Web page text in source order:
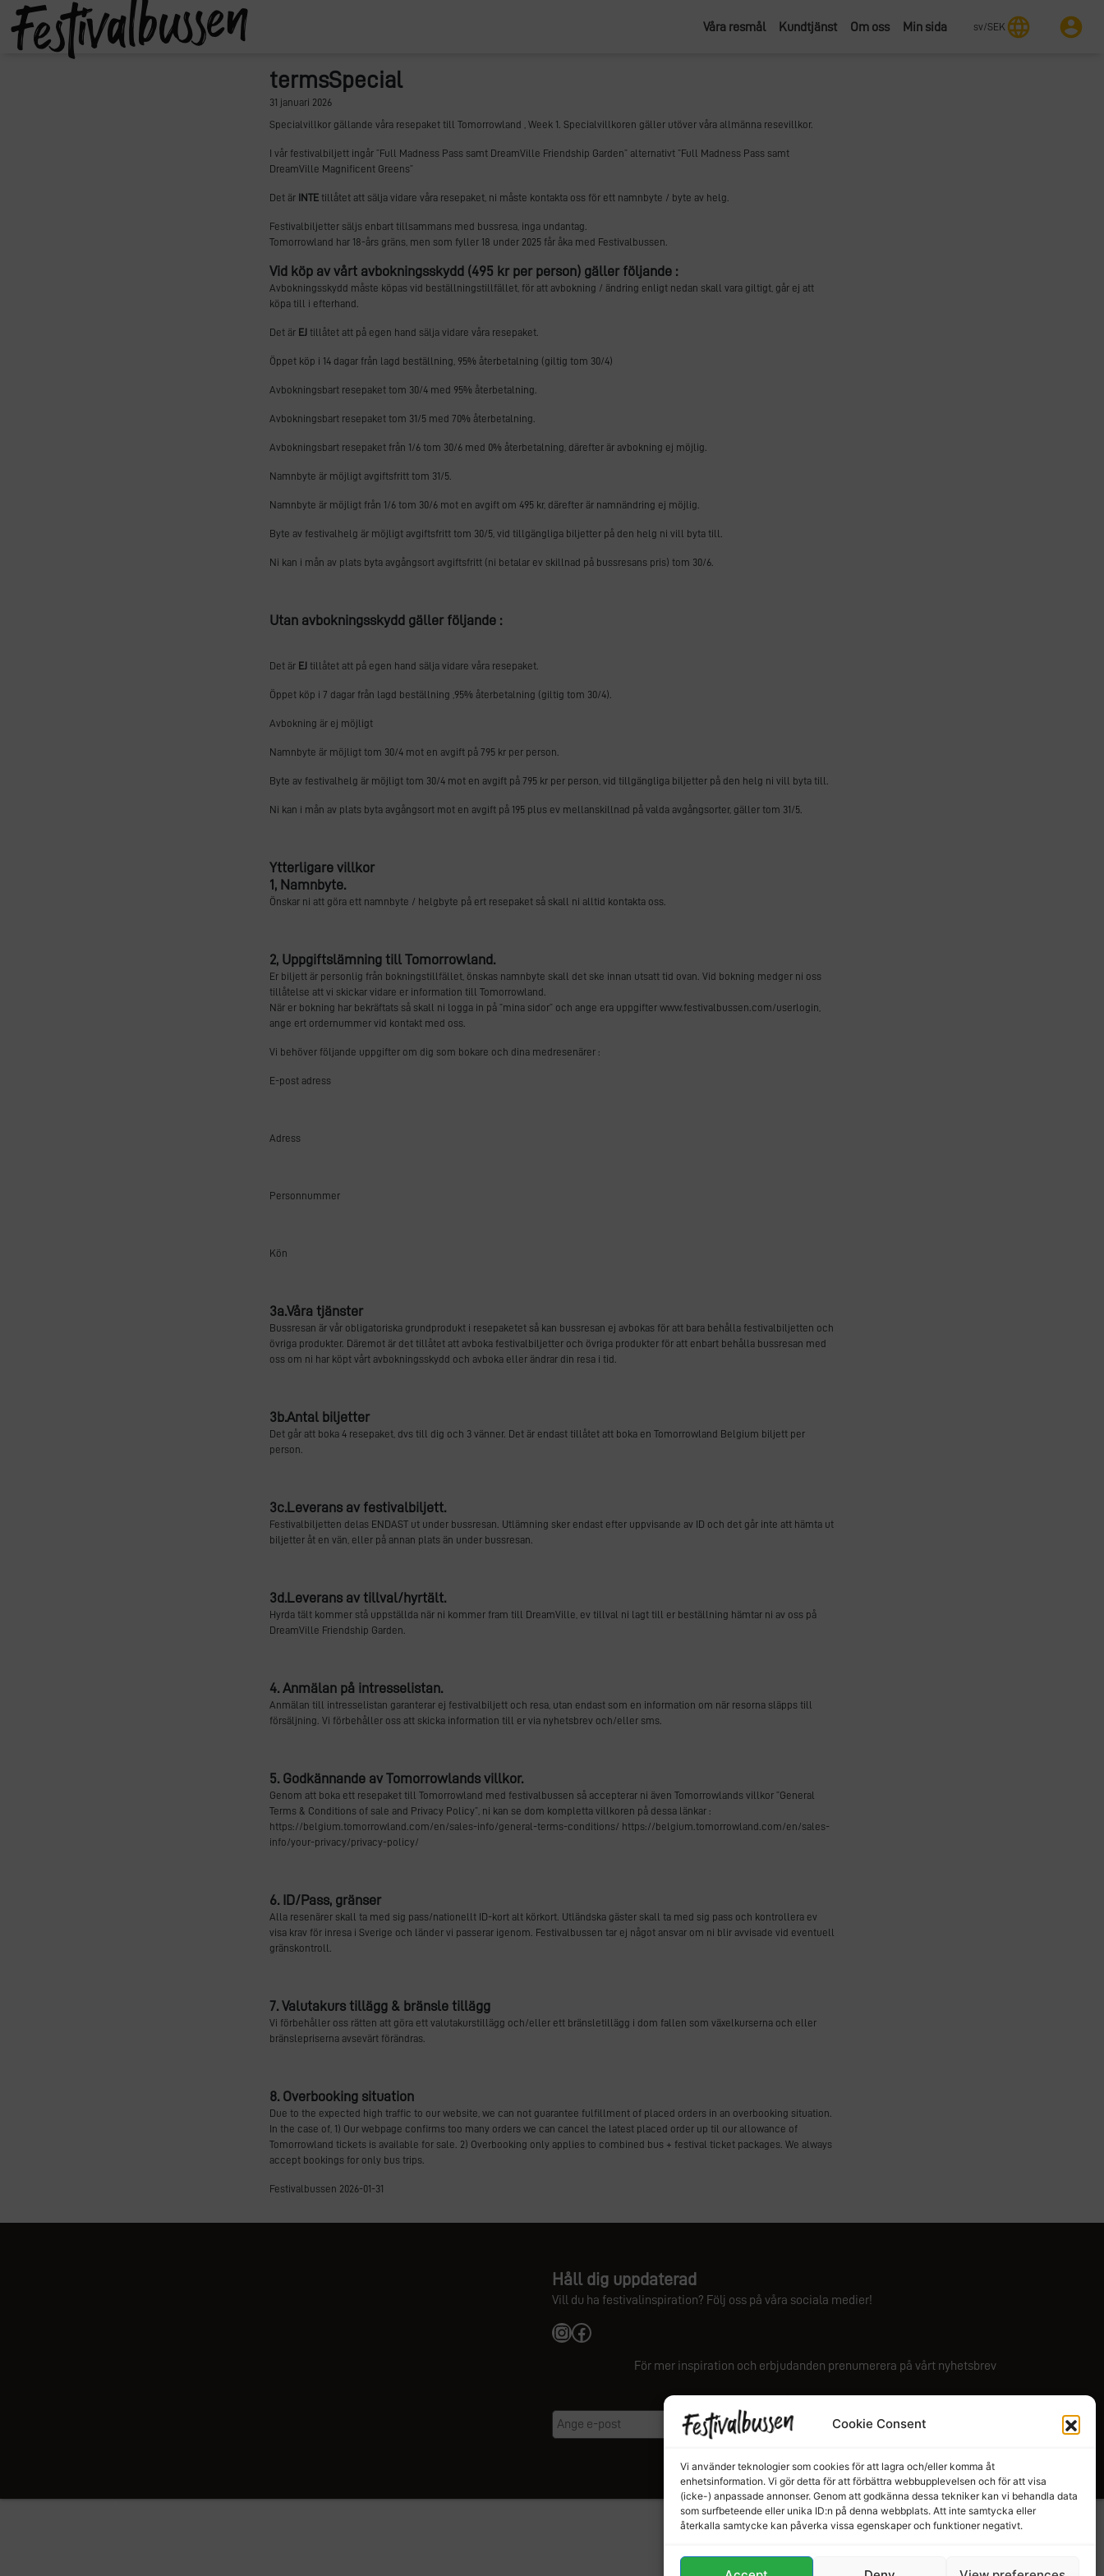
Cookie Consent
Vi använder teknologier som cookies för att lagra och/eller komma åt
enhetsinformation. Vi gör detta för att förbättra webbupplevelsen och för att visa
(icke-) anpassade annonser. Genom att godkänna dessa tekniker kan vi behandla data
som surfbeteende eller unika ID:n på denna webbplats. Att inte samtycka eller
återkalla samtycke kan påverka vissa egenskaper och funktioner negativt.
Våra resmål Kundtjänst Om oss Min sida sv/SEK language account_circle
termsSpecial
31 januari 2026
Specialvillkor gällande våra resepaket till Tomorrowland , Week 1. Specialvillkoren gäller utöver våra allmänna resevillkor.
I vår festivalbiljett ingår ”Full Madness Pass samt DreamVille Friendship Garden” alternativt ”Full Madness Pass samt
DreamVille Magnificent Greens”
Det är INTE tillåtet att sälja vidare våra resepaket, ni måste kontakta oss för ett namnbyte / byte av helg.
Festivalbiljetter säljs enbart tillsammans med bussresa, inga undantag.
Tomorrowland har 18-års gräns, men som fyller 18 under 2025 får åka med Festivalbussen.
Vid köp av vårt avbokningsskydd (495 kr per person) gäller följande :
Avbokningsskydd måste köpas vid beställningstillfället, för att avbokning / ändring enligt nedan skall vara giltigt, går ej att
köpa till i efterhand.
Det är EJ tillåtet att på egen hand sälja vidare våra resepaket.
Öppet köp i 14 dagar från lagd beställning, 95% återbetalning (giltig tom 30/4)
Avbokningsbart resepaket tom 30/4 med 95% återbetalning.
Avbokningsbart resepaket tom 31/5 med 70% återbetalning.
Avbokningsbart resepaket från 1/6 tom 30/6 med 0% återbetalning, därefter är avbokning ej möjlig.
Namnbyte är möjligt avgiftsfritt tom 31/5.
Namnbyte är möjligt från 1/6 tom 30/6 mot en avgift om 495 kr, därefter är namnändring ej möjlig.
Byte av festivalhelg är möjligt avgiftsfritt tom 30/5, vid tillgängliga biljetter på den helg ni vill byta till.
Ni kan i mån av plats byta avgångsort avgiftsfritt (ni betalar ev skillnad på bussresans pris) tom 30/6.
Utan avbokningsskydd gäller följande :
Det är EJ tillåtet att på egen hand sälja vidare våra resepaket.
Öppet köp i 7 dagar från lagd beställning ,95% återbetalning (giltig tom 30/4).
Avbokning är ej möjligt
Namnbyte är möjligt tom 30/4 mot en avgift på 795 kr per person.
Byte av festivalhelg är möjligt tom 30/4 mot en avgift på 795 kr per person, vid tillgängliga biljetter på den helg ni vill byta till.
Ni kan i mån av plats byta avgångsort mot en avgift på 195 plus ev mellanskillnad på valda avgångsorter, gäller tom 31/5.
Ytterligare villkor
1, Namnbyte.
Önskar ni att göra ett namnbyte / helgbyte på ert resepaket så skall ni alltid kontakta oss.
2, Uppgiftslämning till Tomorrowland.
Er biljett är personlig från bokningstillfället, önskas namnbyte skall det ske innan utsatt tid ovan. Vid bokning medger ni oss
tillåtelse att vi skickar vidare er information till Tomorrowland.
När er bokning har bekräftats så skall ni logga in på ”mina sidor” och ange era uppgifter www.festivalbussen.com/userlogin,
ange ert ordernummer vid kontakt med oss.
Vi behöver följande uppgifter om dig som bokare och dina medresenärer :
E-post adress
Adress
Personnummer
Kön
3a.Våra tjänster
Bussresan är vår obligatoriska grundprodukt i resepaketet så kan bussresan ej avbokas för att bara behålla festivalbiljetten och
övriga produkter. Däremot är det tillåtet att avboka festivalbiljetter och övriga produkter för att enbart behålla bussresan med
oss om ni har köpt vårt avbokningsskydd och avboka eller ändrar din resa i tid.
3b.Antal biljetter
Det går att boka 4 resepaket, dvs till dig och 3 vänner. Det är endast tillåtet att boka en Tomorrowland Belgium biljett per
person.
3c.Leverans av festivalbiljett.
Festivalbiljetten delas ENDAST ut under bussresan. Utlämning sker endast efter uppvisande av ID och det går inte att hämta ut
biljetter åt en vän, eller på annan plats än under bussresan.
3d.Leverans av tillval/hyrtält.
Hyrda tält kommer stå uppställda när ni kommer fram till DreamVille, ev tillval ni lagt till er beställning hämtar ni av oss på
DreamVille Friendship Garden.
4. Anmälan på intresselistan.
Anmälan till intresselistan garanterar ej festivalbiljett och resa, utan endast som en information om när resorna släpps till
försäljning. Vi förbehåller oss att skicka information till er via nyhetsbrev och/eller sms.
5. Godkännande av Tomorrowlands villkor.
Genom att boka ett resepaket till Tomorrowland med festivalbussen så accepterar ni även Tomorrowlands villkor ”General
Terms & Conditions of sale and Privacy Policy”, ni kan se dom kompletta villkoren på dessa länkar :
https://belgium.tomorrowland.com/en/sales-info/general-terms-conditions/ https://belgium.tomorrowland.com/en/sales-
info/your-privacy/privacy-policy/
6. ID/Pass, gränser
Alla resenärer skall ta med sig pass/nationellt ID-kort alt körkort. Utländska gäster skall ta med sig pass och kontrollera ev
visa krav för inresa i Sverige och länder vi passerar igenom. Festivalbussen tar ej något ansvar om ni blir avvisade vid eventuell
gränskontroll.
7. Valutakurs tillägg & bränsle tillägg
Vi förbehåller oss rätten att göra ett valutakurstillägg och/eller ett bränsletillägg i dom fallen som växelkurserna och eller
bränslepriserna avsevärt förändras.
8. Overbooking situation
Due to the expected high traffic to our website, we can not guarantee fulfillment of placed orders in an overbooking situation.
In the case of, 1) Our webpage confirms too many orders we can cancel the latest placed order up til our allowance of
Tomorrowland tickets is available for sale. 2) Overbooking only applies to combined bus + festival ticket packages. We always
accept bookings for only bus trips.
Festivalbussen 2026-01-31
Håll dig uppdaterad
Vill du ha festivalinspiration? Följ oss på våra sociala medier!
InstagramFacebook
För mer inspiration och erbjudanden prenumerera på vårt nyhetsbrev
Ange e-post